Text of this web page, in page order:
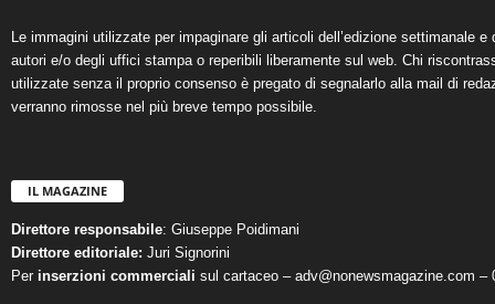
Le immagini utilizzate per impaginare gli articoli dell’edizione settimanale
autori e/o degli uffici stampa o reperibili liberamente sul web. Chi
utilizzate senza il proprio consenso è pregato di segnalarlo alla mail di
verranno rimosse nel più breve tempo possibile.
IL MAGAZINE
Direttore responsabile: Giuseppe Poidimani
Direttore editoriale: Juri Signorini
Per inserzioni commerciali sul cartaceo – adv@nonewsmagazine.com –